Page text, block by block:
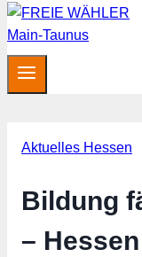
Aktuelles Hessen
Bildung
–